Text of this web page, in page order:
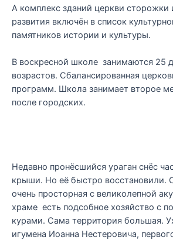
А комплекс зданий церкви сторожки
развития включён в список
памятников истории и культуры.
В воскресной школе занимаются 25
возрастов. Сбалансированная
программ. Школа занимает второе
после городских.
Недавно пронёсшийся ураган снёс
крыши. Но её быстро восстановили.
очень просторная с великолепной
храме есть подсобное хозяйство с
курами. Сама территория большая.
игумена Иоанна Нестеровича,